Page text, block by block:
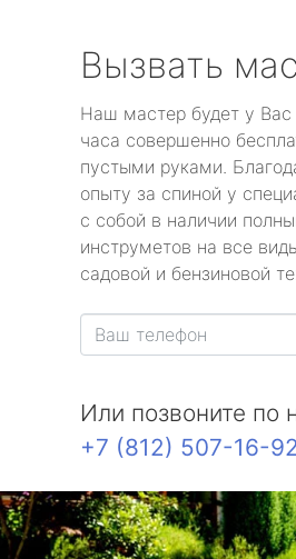
Вызвать
Наш мастер будет у Вас
часа совершенно
пустыми руками.
опыту за спиной у
с собой в наличии
инструметов на все
садовой и бензиновой
Или позвоните по
+7 (812) 507-16-92